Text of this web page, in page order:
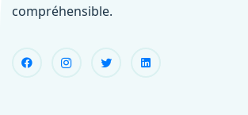
compréhensible.